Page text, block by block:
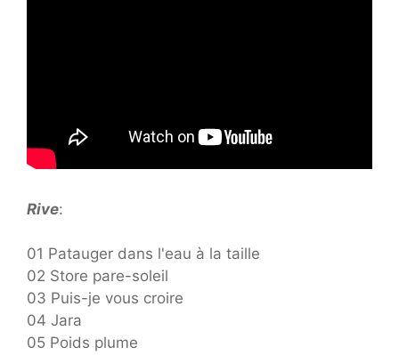
Rive:
01 Patauger dans l'eau à la taille
02 Store pare-soleil
03 Puis-je vous croire
04 Jara
05 Poids plume